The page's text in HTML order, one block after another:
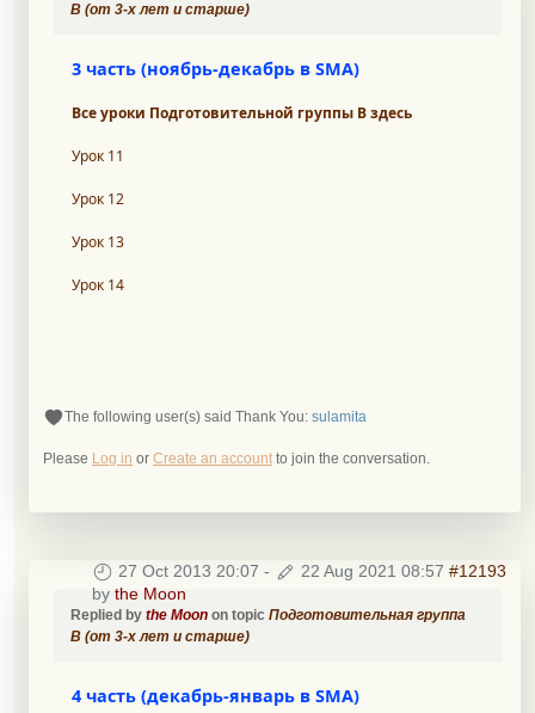
B (от 3-х лет и старше)
3 часть (ноябрь-декабрь в SMA)
Все уроки Подготовительной группы В здесь
Урок 11
Урок 12
Урок 13
Урок 14
The following user(s) said Thank You: sulamita
Please Log in or Create an account to join the conversation.
27 Oct 2013 20:07 - 22 Aug 2021 08:57 #12193
by the Moon
Replied by the Moon on topic Подготовительная группа
B (от 3-х лет и старше)
4 часть (декабрь-январь в SMA)